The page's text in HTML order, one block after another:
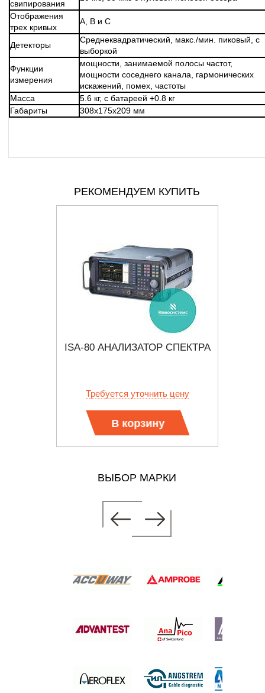
свипирования
Отображения
трех кривых
А, В и С
Детекторы
Среднеквадратический, макс./мин. пиковый, с
выборкой
Функции
измерения
мощности, занимаемой полосы частот,
мощности соседнего канала, гармонических
искажений, помех, частоты
Масса
5.6 кг, с батареей +0.8 кг
Габариты
308х175х209 мм
РЕКОМЕНДУЕМ КУПИТЬ
ISA-80 АНАЛИЗАТОР СПЕКТРА
Требуется уточнить цену
В корзину
ВЫБОР МАРКИ